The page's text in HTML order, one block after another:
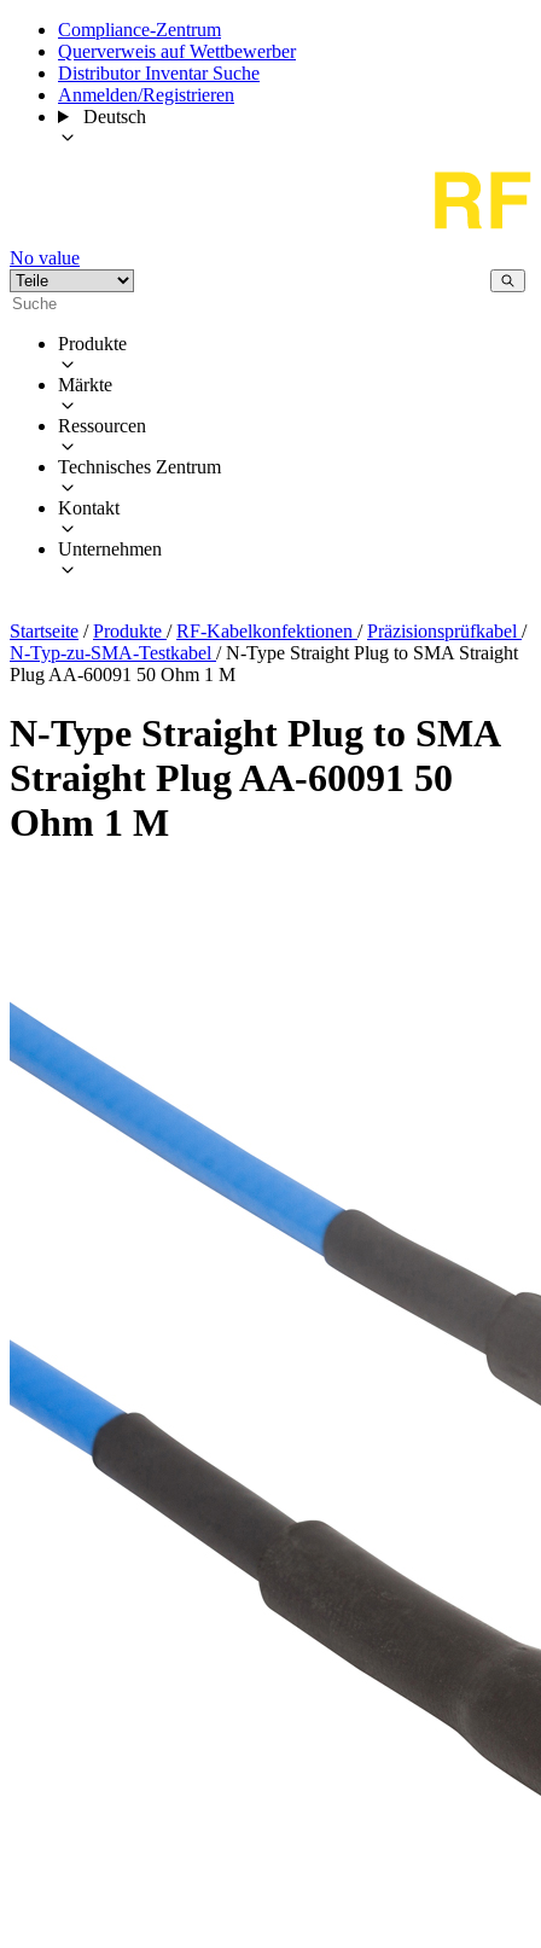
Compliance-Zentrum
Querverweis auf Wettbewerber
Distributor Inventar Suche
Anmelden/Registrieren
Deutsch
No value
Produkte
Märkte
Ressourcen
Technisches Zentrum
Kontakt
Unternehmen
Startseite / Produkte / RF-Kabelkonfektionen / Präzisionsprüfkabel /
N-Typ-zu-SMA-Testkabel / N-Type Straight Plug to SMA Straight
Plug AA-60091 50 Ohm 1 M
N-Type Straight Plug to SMA
Straight Plug AA-60091 50
Ohm 1 M